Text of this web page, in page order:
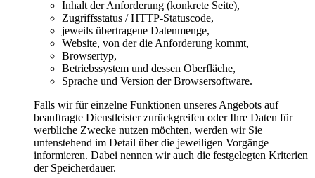
Inhalt der Anforderung (konkrete Seite),
Zugriffsstatus / HTTP-Statuscode,
jeweils übertragene Datenmenge,
Website, von der die Anforderung kommt,
Browsertyp,
Betriebssystem und dessen Oberfläche,
Sprache und Version der Browsersoftware.
Falls wir für einzelne Funktionen unseres Angebots auf
beauftragte Dienstleister zurückgreifen oder Ihre Daten für
werbliche Zwecke nutzen möchten, werden wir Sie
untenstehend im Detail über die jeweiligen Vorgänge
informieren. Dabei nennen wir auch die festgelegten Kriterien
der Speicherdauer.